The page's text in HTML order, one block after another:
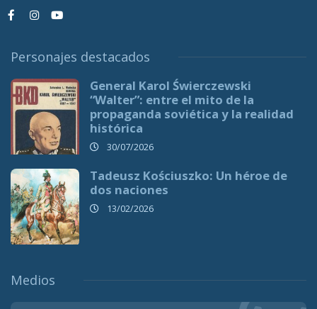
Personajes destacados
General Karol Świerczewski
“Walter”: entre el mito de la
propaganda soviética y la realidad
histórica
30/07/2026
Tadeusz Kościuszko: Un héroe de
dos naciones
13/02/2026
Medios